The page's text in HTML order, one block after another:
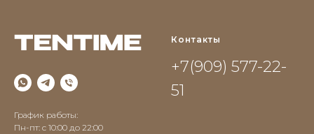
График работы:
Пн-пт: с 10:00 до 22:00
Контакты
+7(909) 577-22-
51